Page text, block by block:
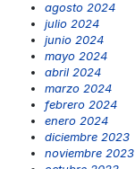
agosto 2024
julio 2024
junio 2024
mayo 2024
abril 2024
marzo 2024
febrero 2024
enero 2024
diciembre 2023
noviembre 2023